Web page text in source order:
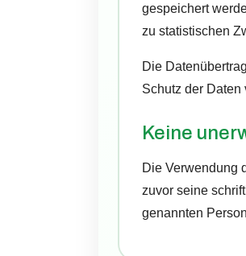
gespeichert
zu statistischen
Die
Schutz der Daten
Keine
Die Verwendung
zuvor seine
genannten